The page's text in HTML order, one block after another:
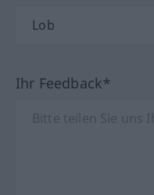
Ihr Feedback*